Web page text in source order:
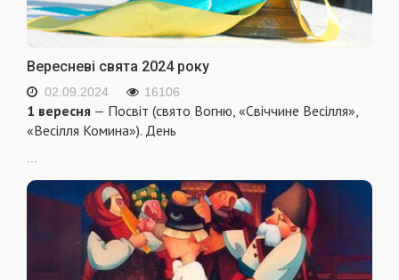
Вересневі свята 2024 року
02.09.2024 16106
1 вересня — Посвіт (свято Вогню, «Свіччине Весілля»,
«Весілля Комина»). День
...